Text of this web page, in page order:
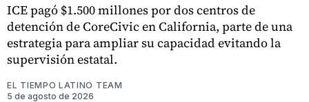
ICE pagó $1.500 millones por dos centros de
detención de CoreCivic en California, parte de una
estrategia para ampliar su capacidad evitando la
supervisión estatal.
EL TIEMPO LATINO TEAM
5 de agosto de 2026